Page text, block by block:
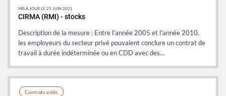
CIRMA (RMI) - stocks
Description de la mesure : Entre l'année 2005 et l'année 2010,
les employeurs du secteur privé pouvaient conclure un contrat de
travail à durée indéterminée ou en CDD avec des…
MIS À JOUR LE 25 JUIN 2021
Contrats aidés